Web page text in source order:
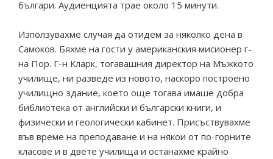
българи. Аудиенцията трае около 15 минути.
Използувахме случая да отидем за няколко дена в
Самоков. Бяхме на гости у американския мисионер г-
на Пор. Г-н Кларк, тогавашния директор на Мъжкото
училище, ни разведе из новото, наскоро построено
училищно здание, което още тогава имаше добра
библиотека от английски и български книги, и
физически и геологически кабинет. Присъствувахме
във време на преподаване и на някои от по-горните
класове и в двете училища и останахме крайно